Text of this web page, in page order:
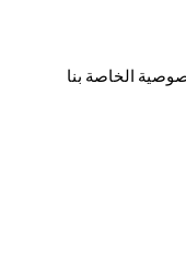
الخاصة بنا